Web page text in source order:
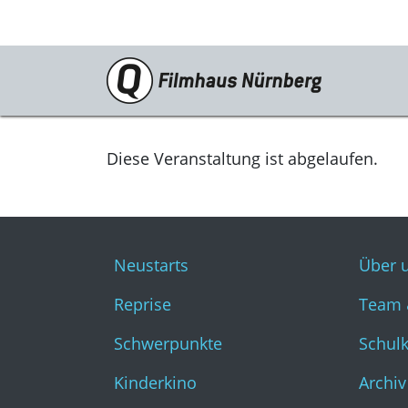
Programm
Neustarts
Kinderkino
Stummfilm
Cine International
Filmclub
Diese Veranstaltung ist abgelaufen.
Neustarts
Reprise
Schwerpunkte
Kinderkino
Über
Team
Archiv